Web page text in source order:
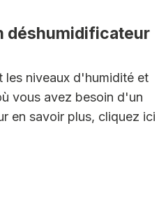
déshumidificateur
les niveaux d'humidité et
vous avez besoin d'un
en savoir plus, cliquez ici